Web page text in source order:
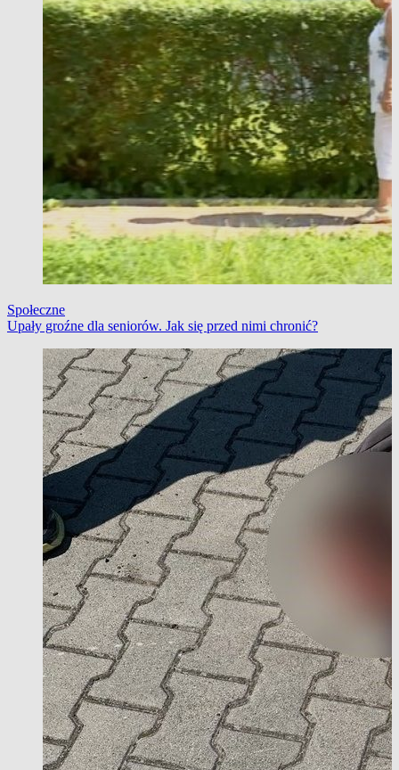
Społeczne
Upały groźne dla seniorów. Jak się przed nimi chronić?